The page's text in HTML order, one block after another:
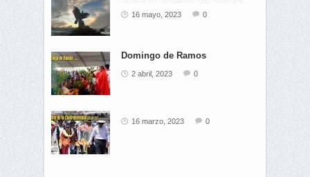
16 mayo, 2023 0
Domingo de Ramos
2 abril, 2023 0
16 marzo, 2023 0